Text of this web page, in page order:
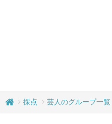
採点 芸人のグループ一覧